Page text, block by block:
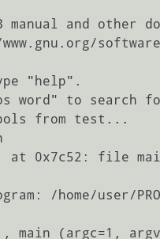
manual and other
"help".
word" to search
from test...
at 0x7c52: file
/home/user/
main (argc=1,